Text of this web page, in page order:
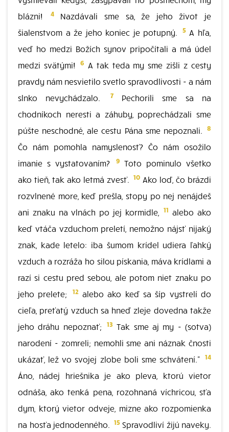
blázni!
4Nazdávali sme sa, že jeho život je
šialenstvom a že jeho koniec je potupný.
5A hľa,
veď ho medzi Božích synov pripočítali a má údel
medzi svätými!
6 A tak teda my sme zišli z cesty
pravdy nám nesvietilo svetlo spravodlivosti - a nám
slnko nevychádzalo.
7Pechorili sme sa na
chodníkoch neresti a záhuby, poprechádzali sme
púšte neschodné, ale cestu Pána sme nepoznali. 8
Čo nám pomohla namyslenosť? Čo nám osožilo
imanie s vystatovaním?
9 Toto pominulo všetko
ako tieň, tak ako letmá zvesť. 10 Ako loď, čo brázdi
rozvlnené more, keď prešla, stopy po nej nenájdeš
ani znaku na vlnách po jej kormidle,
11 alebo ako
keď vtáča vzduchom preletí, nemožno nájsť nijaký
znak, kade letelo: iba šumom krídel udiera ľahký
vzduch a rozráža ho silou pískania, máva krídlami a
razí si cestu pred sebou, ale potom niet znaku po
jeho prelete;
12alebo ako keď sa šíp vystrelí do
cieľa, preťatý vzduch sa hneď zleje dovedna takže
jeho dráhu nepoznať;
13 Tak sme aj my - (sotva)
narodení - zomreli; nemohli sme ani náznak čnosti
ukázať, lež vo svojej zlobe boli sme schvátení." 14
Áno, nádej hriešnika je ako pleva, ktorú vietor
odnáša, ako tenká pena, rozohnaná víchricou, sťa
dym, ktorý vietor odveje, mizne ako rozpomienka
na hosťa jednodenného. 15Spravodliví žijú naveky.